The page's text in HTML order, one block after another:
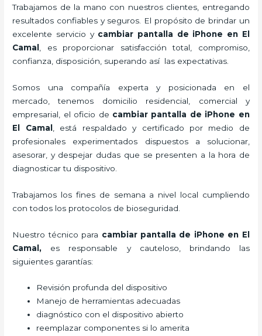
Trabajamos de la mano con nuestros clientes, entregando
resultados confiables y seguros. El propósito de brindar un
excelente servicio y cambiar pantalla de iPhone en El
Camal
, es proporcionar satisfacción total, compromiso,
confianza, disposición, superando así las expectativas.
Somos una compañía experta y posicionada en el
mercado, tenemos domicilio residencial, comercial y
empresarial, el oficio de cambiar pantalla de iPhone en
El Camal
, está respaldado y certificado por medio de
profesionales experimentados dispuestos a solucionar,
asesorar, y despejar dudas que se presenten a la hora de
diagnosticar tu dispositivo.
Trabajamos los fines de semana a nivel local cumpliendo
con todos los protocolos de bioseguridad.
Nuestro técnico para cambiar pantalla de iPhone en El
Camal, es responsable y cauteloso, brindando las
siguientes garantías:
Revisión profunda del dispositivo
Manejo de herramientas adecuadas
diagnóstico con el dispositivo abierto
reemplazar componentes si lo amerita